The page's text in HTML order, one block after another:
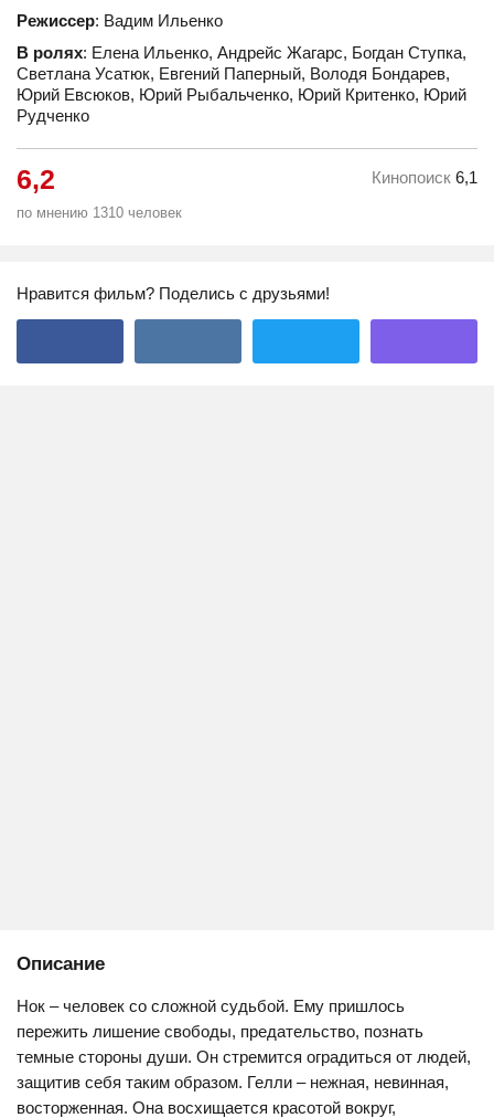
Режиссер: Вадим Ильенко
В ролях: Елена Ильенко, Андрейс Жагарс, Богдан Ступка,
Светлана Усатюк, Евгений Паперный, Володя Бондарев,
Юрий Евсюков, Юрий Рыбальченко, Юрий Критенко, Юрий
Рудченко
6,2
по мнению 1310 человек
Кинопоиск 6,1
Нравится фильм? Поделись с друзьями!
Описание
Нок – человек со сложной судьбой. Ему пришлось
пережить лишение свободы, предательство, познать
темные стороны души. Он стремится оградиться от людей,
защитив себя таким образом. Гелли – нежная, невинная,
восторженная. Она восхищается красотой вокруг,